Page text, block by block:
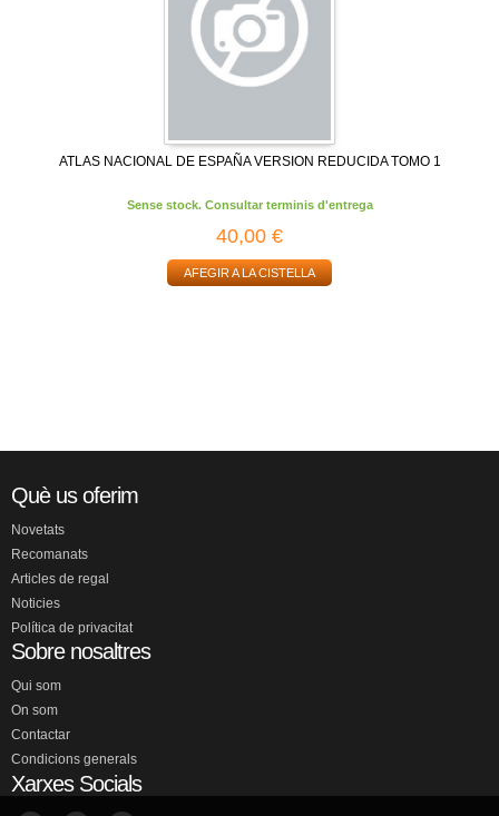
ATLAS NACIONAL DE ESPAÑA VERSION REDUCIDA TOMO 1
Sense stock. Consultar terminis d'entrega
40,00 €
AFEGIR A LA CISTELLA
Què us oferim
Novetats
Recomanats
Articles de regal
Noticies
Política de privacitat
Sobre nosaltres
Qui som
On som
Contactar
Condicions generals
Xarxes Socials